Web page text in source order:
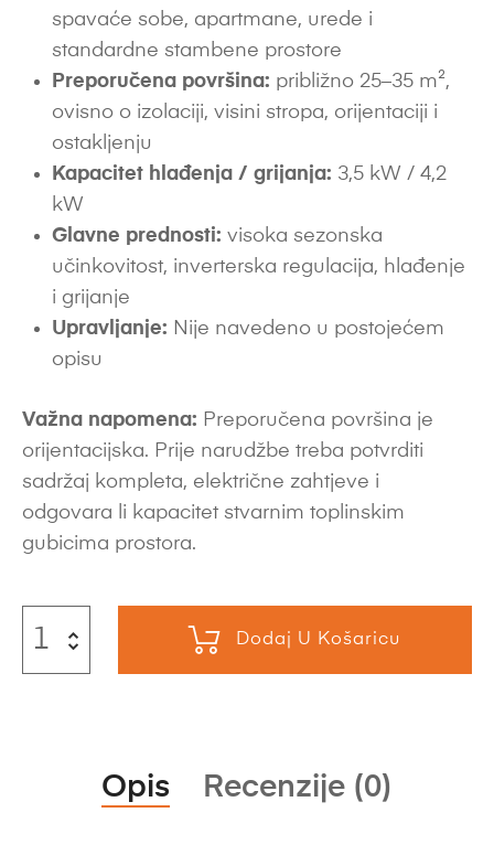
spavaće sobe, apartmane, urede i
standardne stambene prostore
Preporučena površina: približno 25–35 m²,
ovisno o izolaciji, visini stropa, orijentaciji i
ostakljenju
Kapacitet hlađenja / grijanja: 3,5 kW / 4,2
kW
Glavne prednosti: visoka sezonska
učinkovitost, inverterska regulacija, hlađenje
i grijanje
Upravljanje: Nije navedeno u postojećem
opisu
Važna napomena: Preporučena površina je
orijentacijska. Prije narudžbe treba potvrditi
sadržaj kompleta, električne zahtjeve i
odgovara li kapacitet stvarnim toplinskim
gubicima prostora.
Dodaj U Košaricu
Opis Recenzije (0)